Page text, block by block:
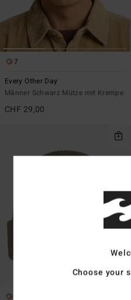
7
Every Other Day
Männer Schwarz Mütze mit Krempe
CHF 29,00
Choose your